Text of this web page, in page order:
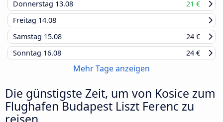
Donnerstag 13.08
21 €
Freitag 14.08
Samstag 15.08
24 €
Sonntag 16.08 24 €
Mehr Tage anzeigen
Die günstigste Zeit, um von Kosice zum
Flughafen Budapest Liszt Ferenc zu